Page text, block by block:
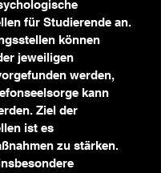
für Studierende an.
können
jeweiligen
werden,
kann
Ziel der
ist es
zu stärken.